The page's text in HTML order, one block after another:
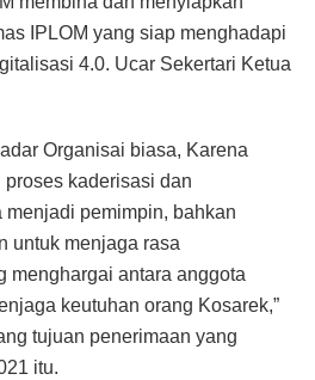
IPLOM yang siap menghadapi
4.0. Ucar Sekertari Ketua
Organisai biasa, Karena
proses kaderisasi dan
pemimpin, bahkan
untuk menjaga rasa
menghargai antara anggota
keutuhan orang Kosarek,”
tujuan penerimaan yang
itu.